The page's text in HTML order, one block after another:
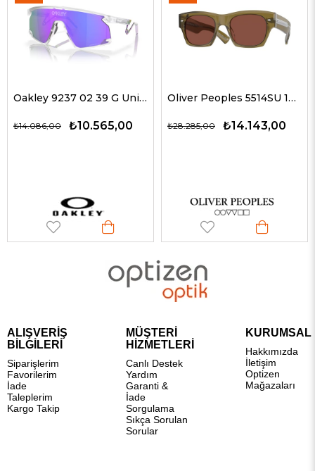
Oakley 9237 02 39 G Unisex Güneş Gözlükleri
₺10.565,00
₺14.086,00
Oliver Peoples 5514SU 1678C5 51 G Unisex Güneş Gözlükleri
₺14.143,00
₺28.285,00
ALIŞVERİŞ
BİLGİLERİ
Siparişlerim
Favorilerim
İade
Taleplerim
Kargo Takip
MÜŞTERİ
HİZMETLERİ
Canlı Destek
Yardım
Garanti &
İade
Sorgulama
Sıkça Sorulan
Sorular
KURUMSAL
Hakkımızda
İletişim
Optizen
Mağazaları